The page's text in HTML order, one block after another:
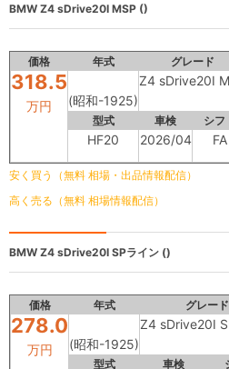
BMW Z4 sDrive20I MSP ()
価格 年式 グレード
318.5
万円 (昭和-1925)
Z4 sDrive20I
型式 車検 シフ
HF20 2026/04 FA
安く買う（無料 相場・出品情報配信）
高く売る（無料 相場情報配信）
BMW Z4 sDrive20I SPライン ()
価格 年式 グレード
278.0
万円 (昭和-1925)
Z4 sDrive20I
型式 車検